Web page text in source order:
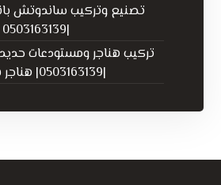
تصنيع وتركيب ساندوتش
|0503163139
تركيب هناجر ومستودعات
|0503163139| هناجر شينكو